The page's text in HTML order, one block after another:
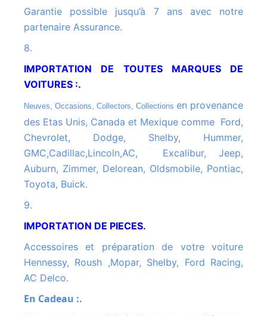
Garantie possible jusqu’à 7 ans avec notre
partenaire Assurance.
8.
IMPORTATION DE TOUTES MARQUES DE
VOITURES :.
Neuves, Occasions, Collectors, Collections en provenance
des Etas Unis, Canada et Mexique comme Ford,
Chevrolet, Dodge, Shelby, Hummer,
GMC,Cadillac,Lincoln,AC, Excalibur, Jeep,
Auburn, Zimmer, Delorean, Oldsmobile, Pontiac,
Toyota, Buick.
9.
IMPORTATION DE PIECES.
Accessoires et préparation de votre voiture
Hennessy, Roush ,Mopar, Shelby, Ford Racing,
AC Delco.
En Cadeau :.